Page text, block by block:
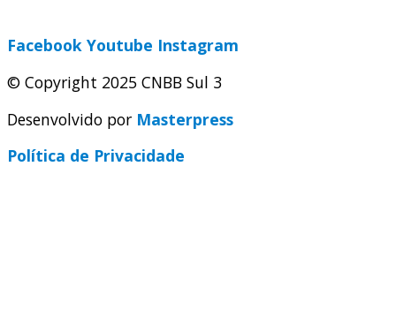
Facebook Youtube Instagram
© Copyright 2025 CNBB Sul 3
Desenvolvido por Masterpress
Política de Privacidade